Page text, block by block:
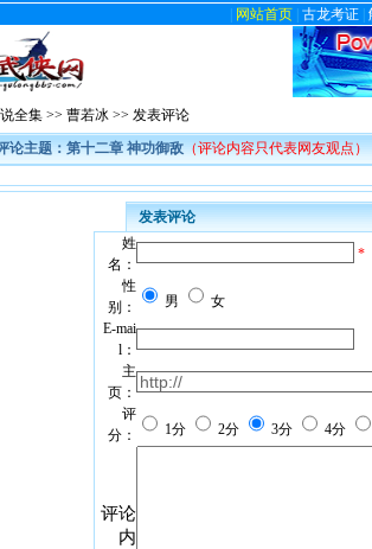
网站首页 古龙考证
全集 >> 曹若冰 >> 发表评论
论主题：第十二章 神功御敌（评论内容只代表网友观点）
发表评论
姓
名：
*
性
别：
男
女
E-mai
l：
主
页：
评
分：
1分 2分 3分 4分
评论
内